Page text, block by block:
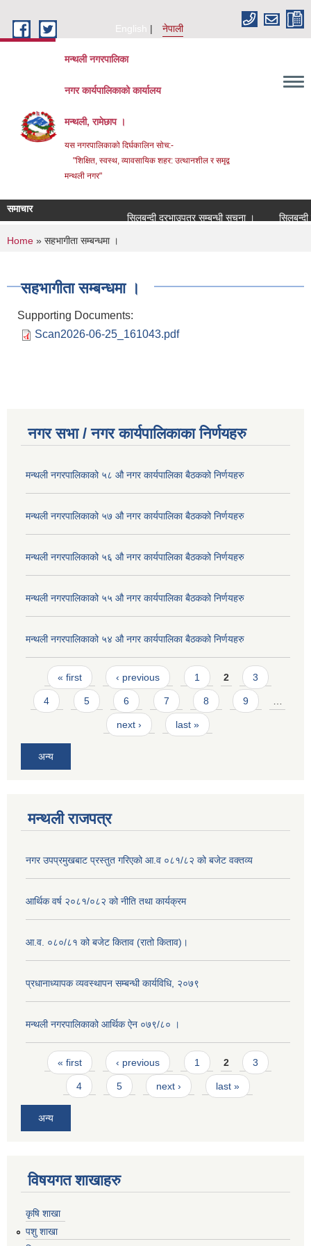
English
नेपाली
मन्थली नगरपालिका
नगर कार्यपालिकाको कार्यालय
मन्थली, रामेछाप ।
यस नगरपालिकाको दिर्घकालिन सोच:-
"शिक्षित, स्वस्थ, व्यावसायिक शहर: उत्थानशील र समृद्व
मन्थली नगर"
समाचार
सिलबन्दी दरभाउपत्र सम्बन्धी सूचना ।
सिलबन्दी
You are here
Home » सहभागीता सम्बन्धमा ।
सहभागीता सम्बन्धमा ।
Supporting Documents:
Scan2026-06-25_161043.pdf
नगर सभा / नगर कार्यपालिकाका निर्णयहरु
मन्थली नगरपालिकाको ५८ औ नगर कार्यपालिका बैठकको निर्णयहरु
मन्थली नगरपालिकाको ५७ औ नगर कार्यपालिका बैठकको निर्णयहरु
मन्थली नगरपालिकाको ५६ औ नगर कार्यपालिका बैठकको निर्णयहरु
मन्थली नगरपालिकाको ५५ औ नगर कार्यपालिका बैठकको निर्णयहरु
मन्थली नगरपालिकाको ५४ औ नगर कार्यपालिका बैठकको निर्णयहरु
Pages
« first ‹ previous 1 2 3
4 5 6 7 8 9
next › last »
अन्य
मन्थली राजपत्र
नगर उपप्रमुखबाट प्रस्तुत गरिएको आ.व ०८१/८२ को बजेट वक्तव्य
आर्थिक वर्ष २०८१/०८२ को नीति तथा कार्यक्रम
आ.व. ०८०/८१ को बजेट किताव (रातो किताव)।
प्रधानाध्यापक व्यवस्थापन सम्बन्धी कार्यविधि, २०७९
मन्थली नगरपालिकाको आर्थिक ऐन ०७९/८० ।
Pages
« first ‹ previous 1 2 3
4 5 next › last »
अन्य
विषयगत शाखाहरु
कृषि शाखा
पशु शाखा